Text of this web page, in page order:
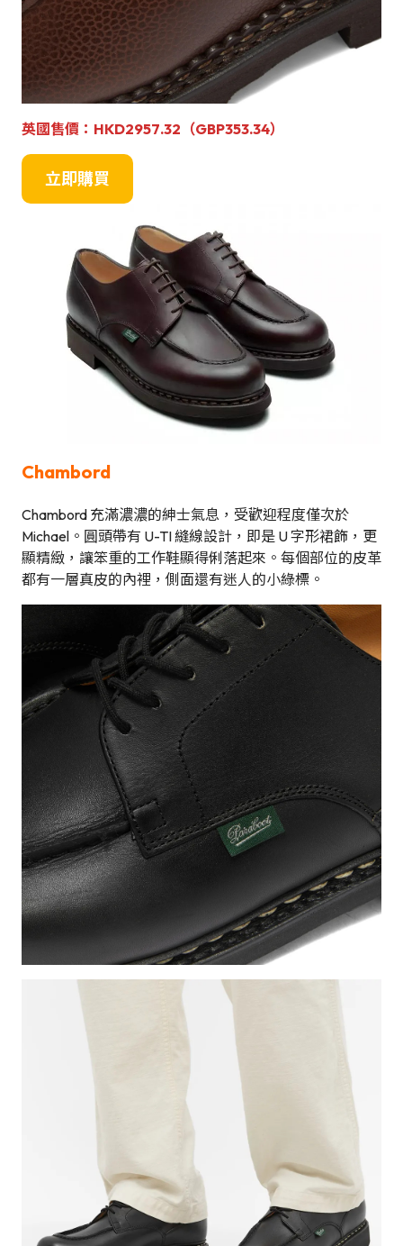
英國 售價： HKD2957.32（GBP353.34）
立即購買
Chambord
Chambord 充滿濃濃的紳士氣息，受歡迎程度僅次於
Michael。圓頭帶有 U-TI 縫線設計，即是 U 字形裙飾，更
顯精緻，讓笨重的工作鞋顯得俐落起來。每個部位的皮革
都有一層真皮的內裡，側面還有迷人的小綠標。